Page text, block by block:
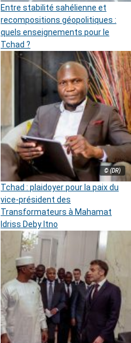
Entre stabilité sahélienne et
recompositions géopolitiques :
quels enseignements pour le
Tchad ?
© (DR)
Tchad : plaidoyer pour la paix du
vice-président des
Transformateurs à Mahamat
Idriss Deby Itno